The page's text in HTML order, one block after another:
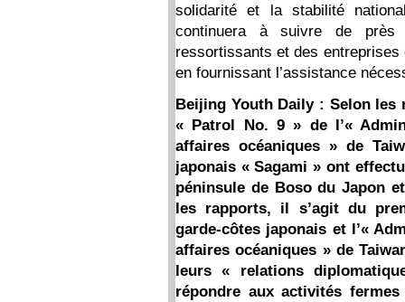
solidarité et la stabilité
continuera à suivre de
ressortissants et des
en fournissant l’assistance
Beijing Youth Daily : Selon les
« Patrol No. 9 » de l’«
affaires océaniques » de
japonais « Sagami » ont
péninsule de Boso du Japon
les rapports, il s’agit du
garde-côtes japonais et l’«
affaires océaniques » de
leurs « relations
répondre aux activités